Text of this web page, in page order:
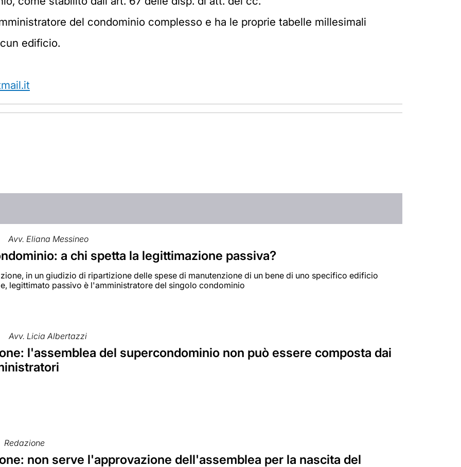
del condominio complesso e ha le proprie tabelle millesimali
edificio.
Avv. Eliana Messineo
a chi spetta la legittimazione passiva?
in un giudizio di ripartizione delle spese di manutenzione di un bene di uno specifico edificio
legittimato passivo è l'amministratore del singolo condominio
Avv. Licia Albertazzi
l'assemblea del supercondominio non può essere composta dai
Redazione
non serve l'approvazione dell'assemblea per la nascita del